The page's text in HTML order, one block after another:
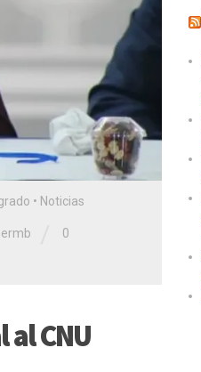
• Noticias
0
CNU